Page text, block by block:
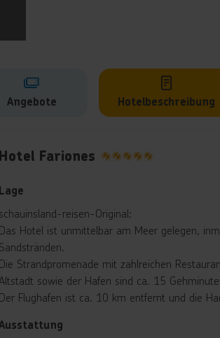
Angebote Hotelbeschreibung
Hotel Fariones
Lage
schauinsland-reisen-Original:
Das Hotel ist unmittelbar am Meer gelegen,
Sandstränden.
Die Strandpromenade mit zahlreichen
Altstadt sowie der Hafen sind ca. 15
Der Flughafen ist ca. 10 km entfernt und die